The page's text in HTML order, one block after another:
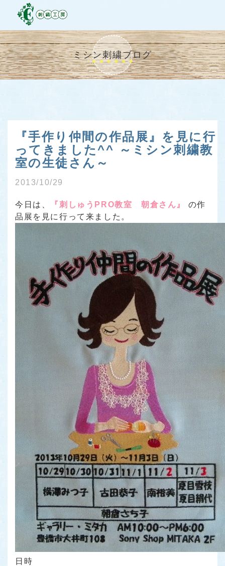
ミシン刺繍ブログ
『手作り仲間の作品展』を見に行
ってきました^^ ～ミシン刺繍教
室の生徒さん～
2013/10/29
今日は、 『刺しゅうPRO教室 朝倉さん』
の作
品展を見に行って来ました。
日時